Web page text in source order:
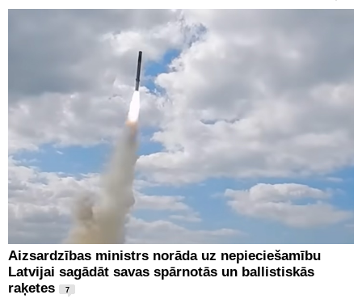
Aizsardzības ministrs norāda uz nepieciešamību
Latvijai sagādāt savas spārnotās un ballistiskās
raķetes
7